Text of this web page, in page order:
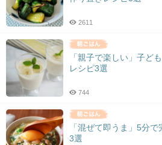
2611
「親子で楽しい」子ど
レシピ3選
744
「混ぜて即うま」5分
3選